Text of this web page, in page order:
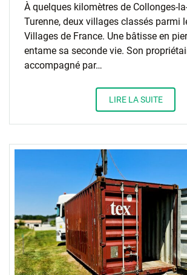
À quelques kilomètres de Collonges-
Turenne, deux villages classés parmi
Villages de France. Une bâtisse en
entame sa seconde vie. Son
accompagné par…
LIRE LA SUITE